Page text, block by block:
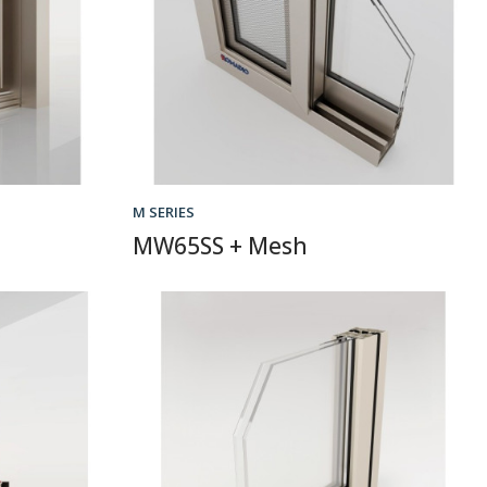
M SERIES
MW65SS + Mesh